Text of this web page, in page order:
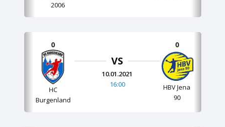
2006
0
HC
Burgenland
VS
10.01.2021
16:00
0
HBV Jena
90